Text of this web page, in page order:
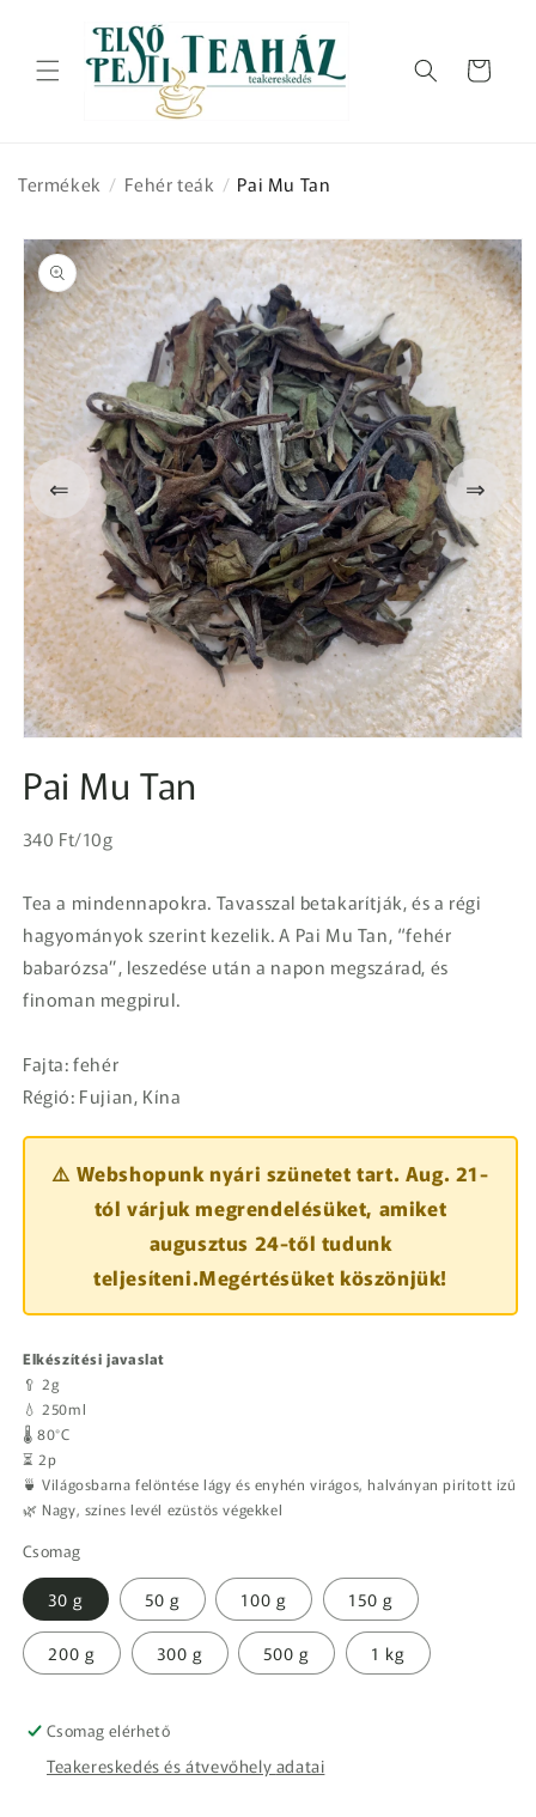
tartalomhoz
Kosár
Termékek / Fehér teák / Pai Mu Tan
⇐
Kihagyás, és
ugrás a
termékadatokra
megnyitása
a
párbeszédpanelen
⇒
Pai Mu Tan
Normál
Egységár
340 Ft/10g
Tea a mindennapokra. Tavasszal betakarítják, és a régi
hagyományok szerint kezelik. A Pai Mu Tan, “fehér
babarózsa”, leszedése után a napon megszárad, és
finoman megpirul.
Fajta: fehér
Régió: Fujian, Kína
⚠️ Webshopunk nyári szünetet tart. Aug. 21-
tól várjuk megrendelésüket, amiket
augusztus 24-től tudunk
teljesíteni.Megértésüket köszönjük!
Elkészítési javaslat
🥄 2g
💧 250ml
🌡️ 80°C
⏳ 2p
🍵 Világosbarna felöntése lágy és enyhén virágos, halványan pirított ízű
🌿 Nagy, színes levél ezüstös végekkel
Csomag
30 g 50 g 100 g 150 g
200 g 300 g 500 g 1 kg
Csomag elérhető
Teakereskedés és átvevőhely adatai